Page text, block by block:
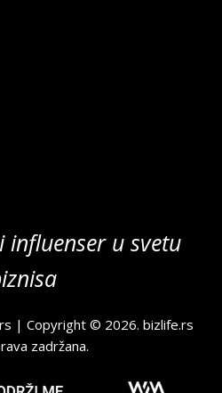
influenser u svetu
| Copyright © 2026.bizlife.rs
zadržana.